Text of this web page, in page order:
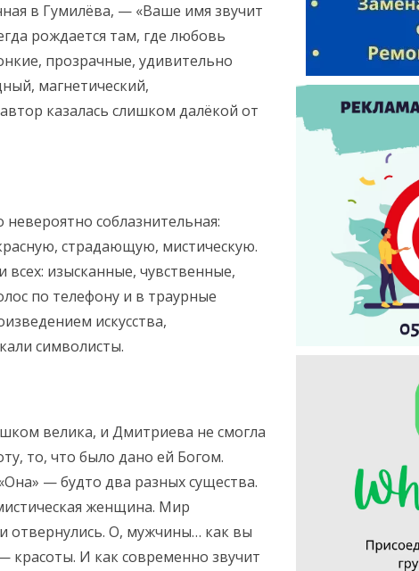
в Гумилёва, — «Ваше имя звучит
рождается там, где любовь
прозрачные, удивительно
магнетический,
казалась слишком далёкой от
соблазнительная:
страдающую, мистическую.
всех: изысканные, чувственные,
по телефону и в траурные
искусства,
символисты.
велика, и Дмитриева не смогла
то, что было дано ей Богом.
— будто два разных существа.
женщина. Мир
отвернулись. О, мужчины… как вы
И как современно звучит